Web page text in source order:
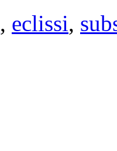
, eclissi,